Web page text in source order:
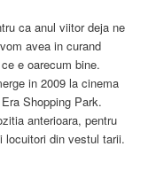
ca anul viitor deja ne
avea in curand
e oarecum bine.
in 2009 la cinema
Shopping Park.
anterioara, pentru
locuitori din vestul tarii.